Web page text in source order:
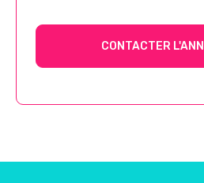
CONTACTER